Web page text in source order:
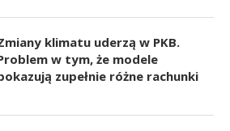
klimatu uderzą w PKB.
w tym, że modele
zupełnie różne rachunki